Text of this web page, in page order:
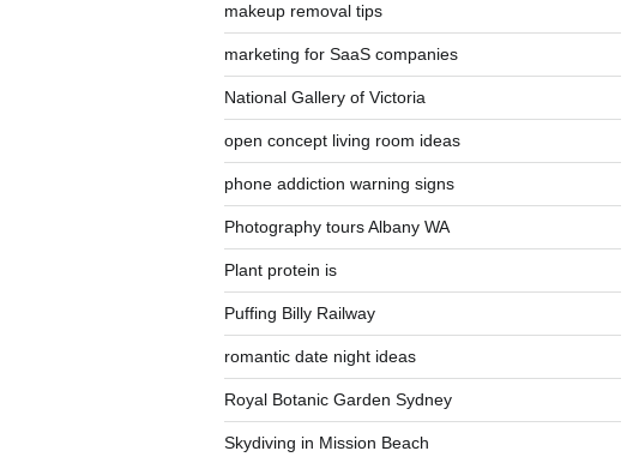
makeup removal tips
marketing for SaaS companies
National Gallery of Victoria
open concept living room ideas
phone addiction warning signs
Photography tours Albany WA
Plant protein is
Puffing Billy Railway
romantic date night ideas
Royal Botanic Garden Sydney
Skydiving in Mission Beach